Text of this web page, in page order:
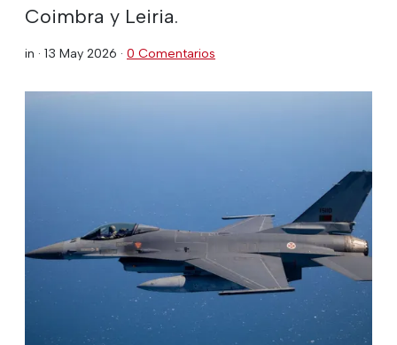
Coimbra y Leiria.
in · 13 May 2026 · 0 Comentarios